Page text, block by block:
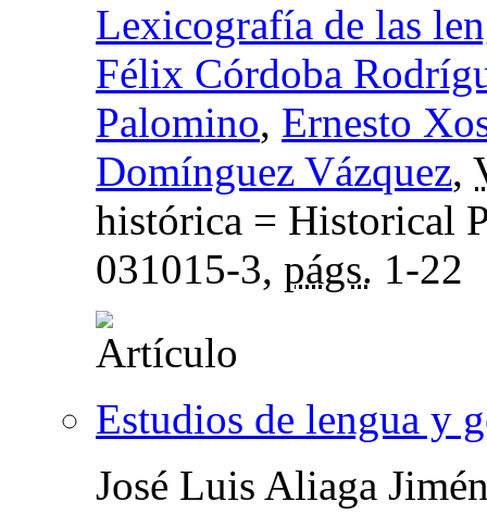
Lexicografía de las
Félix Córdoba
Palomino, Ernesto
Domínguez Vázquez,
histórica = Historical
031015-3, págs. 1-22
Estudios de lengua y
José Luis Aliaga